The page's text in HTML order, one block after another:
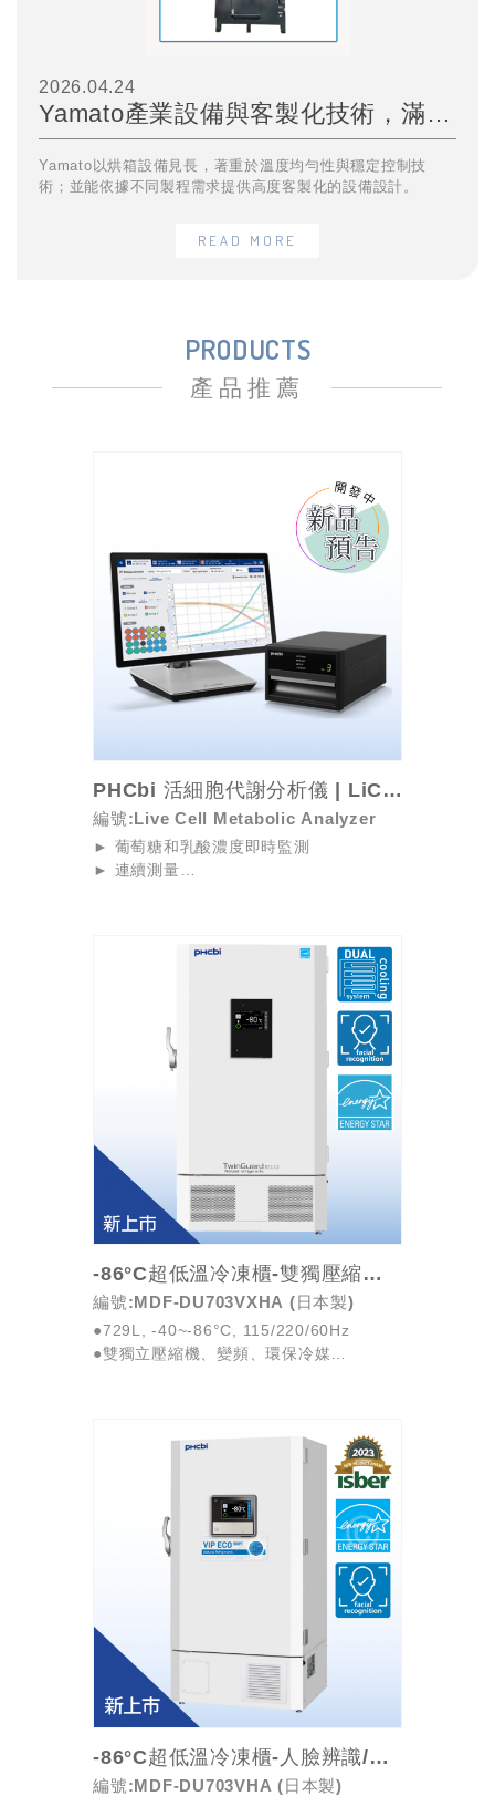
2026.04.24
Yamato產業設備與客製化技術，滿足複雜實驗與製程需求
Yamato以烘箱設備見長，著重於溫度均勻性與穩定控制技
術；並能依據不同製程需求提供高度客製化的設備設計。
READ MORE
PRODUCTS
產品推薦
PHCbi 活細胞代謝分析儀 | LiCellMo...
編號:Live Cell Metabolic Analyzer
► 葡萄糖和乳酸濃度即時監測
► 連續測量
用相同的細胞進行單獨評估
-86°C超低溫冷凍櫃-雙獨壓縮機/變頻/省電/人...
編號:MDF-DU703VXHA (日本製)
●729L, -40~-86°C, 115/220/60Hz
●雙獨立壓縮機、變頻、環保冷媒
-86°C超低溫冷凍櫃-人臉辨識/變頻/省電
編號:MDF-DU703VHA (日本製)